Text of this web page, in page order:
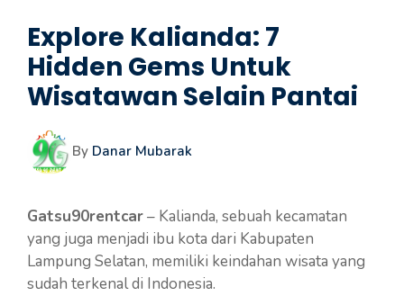
Explore Kalianda: 7
Hidden Gems Untuk
Wisatawan Selain Pantai
By Danar Mubarak
Gatsu90rentcar– Kalianda, sebuah kecamatan
yang juga menjadi ibu kota dari Kabupaten
Lampung Selatan, memiliki keindahan wisata yang
sudah terkenal di Indonesia.